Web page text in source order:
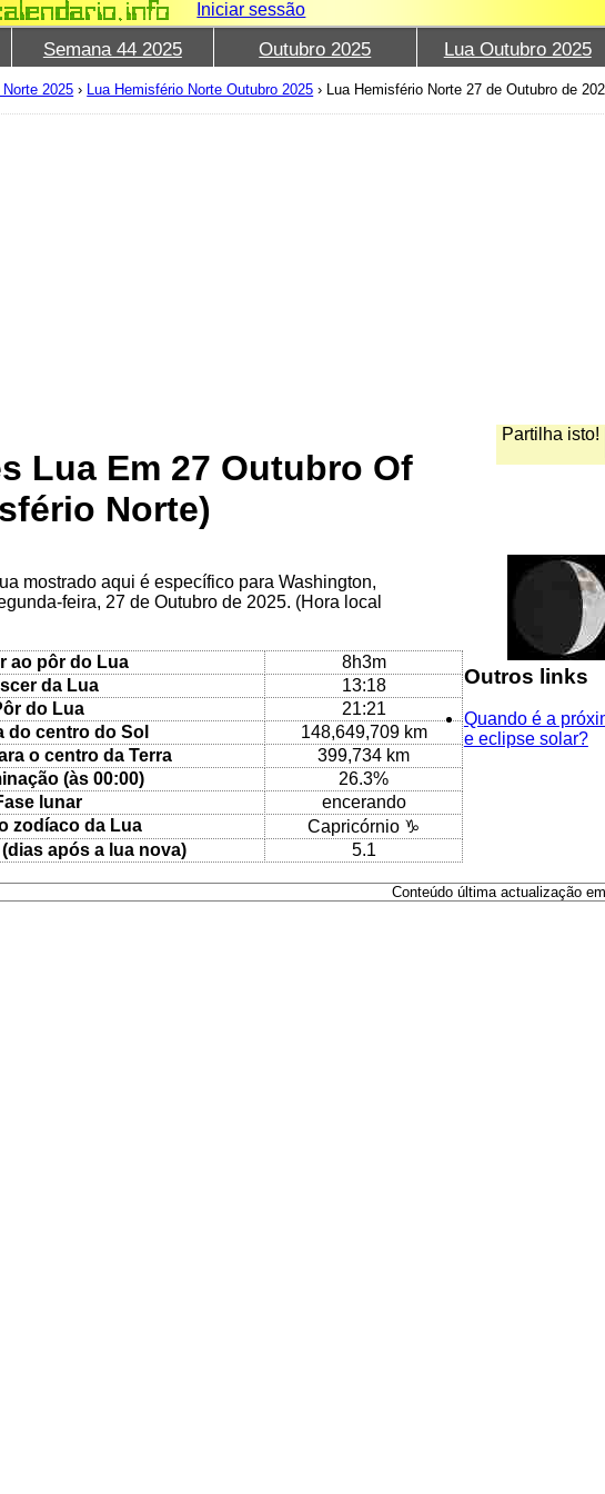
Iniciar sessão
Semana 44 2025 Outubro 2025 Lua Outubro 2025
2025 › Lua Hemisfério Norte Outubro 2025 › Lua Hemisfério Norte 27 de Outubro de
Partilha isto!
Lua Em 27 Outubro Of
Norte)
mostrado aqui é específico para Washington,
feira, 27 de Outubro de 2025. (Hora local
ao pôr do Lua
8h3m
da Lua
13:18
do Lua
21:21
do centro do Sol
148,649,709 km
o centro da Terra
399,734 km
(às 00:00)
26.3%
lunar
encerando
zodíaco da Lua
Capricórnio ♑
(dias após a lua nova)
5.1
Outros links
Quando é a
e eclipse solar?
Conteúdo última actualização